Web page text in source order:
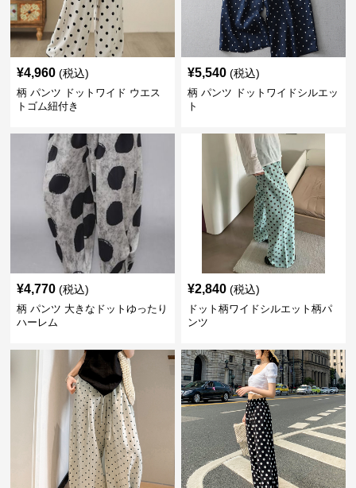
¥4,960 (税込)
柄 パンツ ドットワイド ウエス
トゴム紐付き
¥5,540 (税込)
柄 パンツ ドットワイドシルエッ
ト
¥4,770 (税込)
柄 パンツ 大きなドットゆったり
ハーレム
¥2,840 (税込)
ドット柄ワイドシルエット柄パ
ンツ